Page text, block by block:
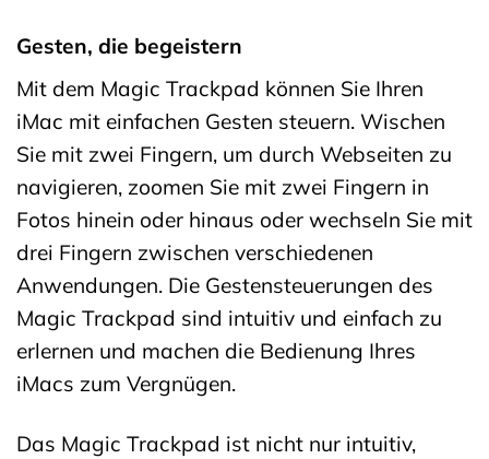
Gesten, die begeistern
Mit dem Magic Trackpad können Sie Ihren
iMac mit einfachen Gesten steuern. Wischen
Sie mit zwei Fingern, um durch Webseiten zu
navigieren, zoomen Sie mit zwei Fingern in
Fotos hinein oder hinaus oder wechseln Sie mit
drei Fingern zwischen verschiedenen
Anwendungen. Die Gestensteuerungen des
Magic Trackpad sind intuitiv und einfach zu
erlernen und machen die Bedienung Ihres
iMacs zum Vergnügen.
Das Magic Trackpad ist nicht nur intuitiv,